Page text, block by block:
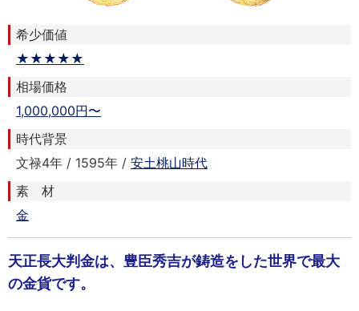
希少価値
★★★★★
相場価格
1,000,000円〜
時代背景
文禄4年 / 1595年 / 安土桃山時代
素 材
金
天正長大判金は、豊臣秀吉が鋳造をした世界で最大
の金貨です。